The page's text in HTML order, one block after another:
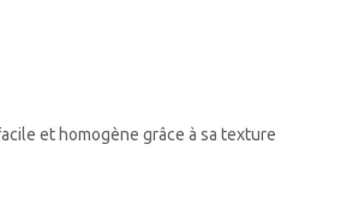
et homogène grâce à sa texture